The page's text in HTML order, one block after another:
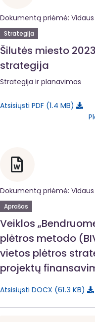
Dokumentą priėmė:
Strategija
Šilutės miesto
strategija
Strategija ir planavimas
Atsisiųsti PDF 1.4 MB
Dokumentą priėmė:
Aprašas
Veiklos
plėtros metodo
vietos plėtros
projektų
Atsisiųsti DOCX 61.3 KB